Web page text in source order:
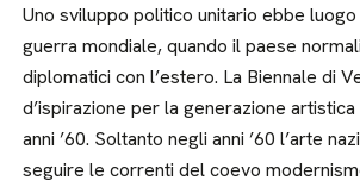
Uno sviluppo politico unitario ebbe
guerra mondiale, quando il paese
diplomatici con l’estero. La Biennale di
d’ispirazione per la generazione
anni ’60. Soltanto negli anni ’60 l’arte
seguire le correnti del coevo